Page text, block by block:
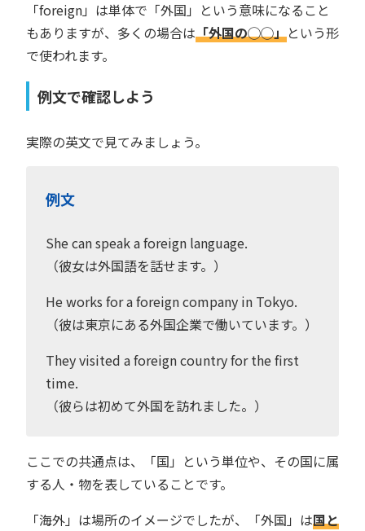
「foreign」は単体で「外国」という意味になること
もありますが、多くの場合は「外国の◯◯」という形
で使われます。
例文で確認しよう
実際の英文で見てみましょう。
例文
She can speak a foreign language.
（彼女は外国語を話せます。）
He works for a foreign company in Tokyo.
（彼は東京にある外国企業で働いています。）
They visited a foreign country for the first
time.
（彼らは初めて外国を訪れました。）
ここでの共通点は、「国」という単位や、その国に属
する人・物を表していることです。
「海外」は場所のイメージでしたが、「外国」は国と